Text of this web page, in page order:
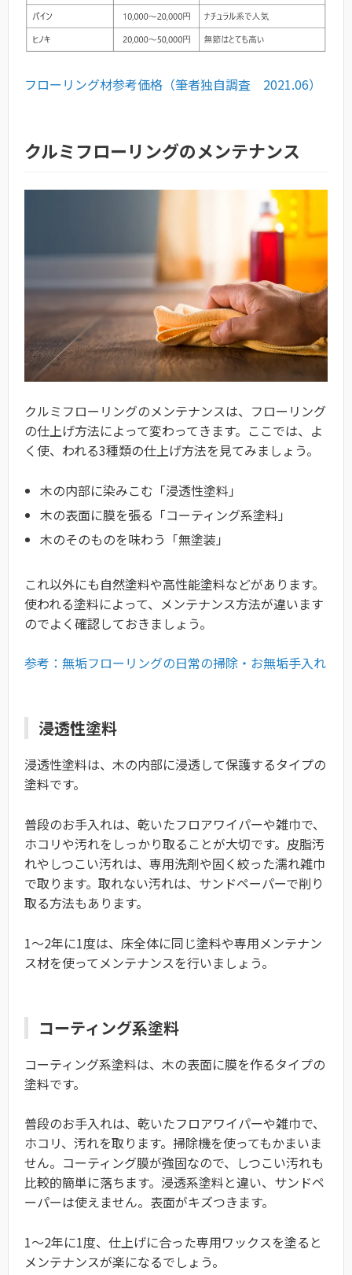
フローリング材参考価格（筆者独自調査 2021.06）
クルミフローリングのメンテナンス
クルミフローリングのメンテナンスは、フローリング
の仕上げ方法によって変わってきます。ここでは、よ
く使、われる3種類の仕上げ方法を見てみましょう。
木の内部に染みこむ「浸透性塗料」
木の表面に膜を張る「コーティング系塗料」
木のそのものを味わう「無塗装」
これ以外にも自然塗料や高性能塗料などがあります。
使われる塗料によって、メンテナンス方法が違います
のでよく確認しておきましょう。
参考：無垢フローリングの日常の掃除・お無垢手入れ
浸透性塗料
浸透性塗料は、木の内部に浸透して保護するタイプの
塗料です。
普段のお手入れは、乾いたフロアワイパーや雑巾で、
ホコリや汚れをしっかり取ることが大切です。皮脂汚
れやしつこい汚れは、専用洗剤や固く絞った濡れ雑巾
で取ります。取れない汚れは、サンドペーパーで削り
取る方法もあります。
1～2年に1度は、床全体に同じ塗料や専用メンテナン
ス材を使ってメンテナンスを行いましょう。
コーティング系塗料
コーティング系塗料は、木の表面に膜を作るタイプの
塗料です。
普段のお手入れは、乾いたフロアワイパーや雑巾で、
ホコリ、汚れを取ります。掃除機を使ってもかまいま
せん。コーティング膜が強固なので、しつこい汚れも
比較的簡単に落ちます。浸透系塗料と違い、サンドペ
ーパーは使えません。表面がキズつきます。
1～2年に1度、仕上げに合った専用ワックスを塗ると
メンテナンスが楽になるでしょう。